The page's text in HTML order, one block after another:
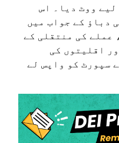
ووٹ دیا۔ اس
دباؤ کے جواب میں
عملے کی منتقلی کے
اقلیتوں کی
سپورٹ کو واپس لے